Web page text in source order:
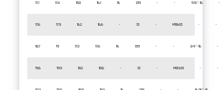
17.1 17.4 15.8 16.1 16 1.59 - - 11/6"-16 -
17.6 17.9 16.2 16.6 - 1.5 - M18x1.5 - -
18.7 19 17.3 17.6 16 1.59 - - 3/4"-16 -
19.6 19.9 18.2 18.6 - 1.5 - M20x1.5 - -